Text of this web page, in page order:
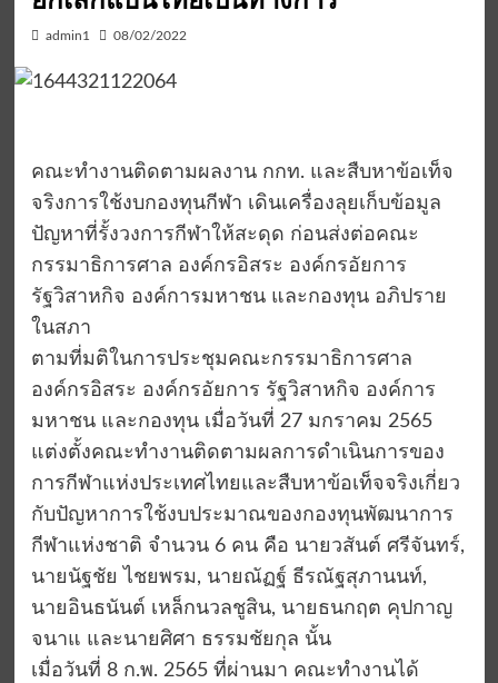
admin1 08/02/2022
คณะทำงานติดตามผลงาน กกท. และสืบหาข้อเท็จ
จริงการใช้งบกองทุนกีฬา เดินเครื่องลุยเก็บข้อมูล
ปัญหาที่รั้งวงการกีฬาให้สะดุด ก่อนส่งต่อคณะ
กรรมาธิการศาล องค์กรอิสระ องค์กรอัยการ
รัฐวิสาหกิจ องค์การมหาชน และกองทุน อภิปราย
ในสภา
ตามที่มติในการประชุมคณะกรรมาธิการศาล
องค์กรอิสระ องค์กรอัยการ รัฐวิสาหกิจ องค์การ
มหาชน และกองทุน เมื่อวันที่ 27 มกราคม 2565
แต่งตั้งคณะทำงานติดตามผลการดำเนินการของ
การกีฬาแห่งประเทศไทยและสืบหาข้อเท็จจริงเกี่ยว
กับปัญหาการใช้งบประมาณของกองทุนพัฒนาการ
กีฬาแห่งชาติ จำนวน 6 คน คือ นายวสันต์ ศรีจันทร์,
นายนัฐชัย ไชยพรม, นายณัฏฐ์ ธีรณัฐสุภานนท์,
นายอินธนันต์ เหล็กนวลชูสิน, นายธนกฤต คุปกาญ
จนาแ และนายศิศา ธรรมชัยกุล นั้น
เมื่อวันที่ 8 ก.พ. 2565 ที่ผ่านมา คณะทำงานได้